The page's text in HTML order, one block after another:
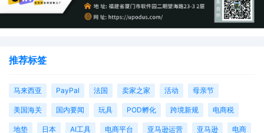
推荐标签
马来西亚 PayPal 法国 卖家之家 活动 母亲节
美国海关 国内要闻 玩具 POD孵化 跨境新规 电商税
地垫 日本 AI工具 电商平台 亚马逊运营 亚马逊 电商